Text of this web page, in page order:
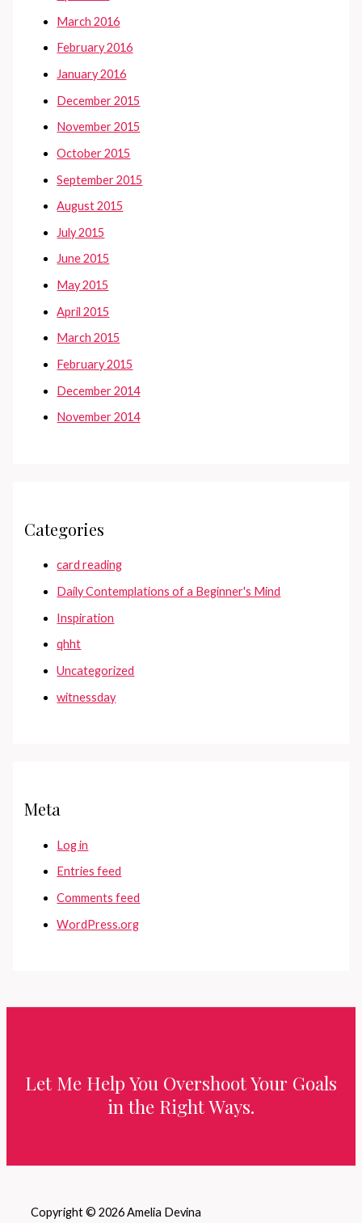
March 2016
February 2016
January 2016
December 2015
November 2015
October 2015
September 2015
August 2015
July 2015
June 2015
May 2015
April 2015
March 2015
February 2015
December 2014
November 2014
Categories
card reading
Daily Contemplations of a Beginner's Mind
Inspiration
qhht
Uncategorized
witnessday
Meta
Log in
Entries feed
Comments feed
WordPress.org
Let Me Help You Overshoot Your Goals
in the Right Ways.
Copyright © 2026 Amelia Devina